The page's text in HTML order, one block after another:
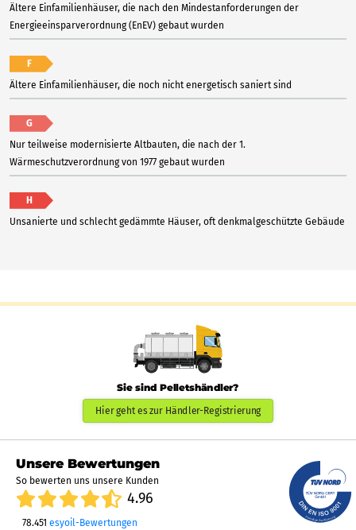
Ältere Einfamilienhäuser, die nach den Mindestanforderungen der
Energieeinsparverordnung (EnEV) gebaut wurden
F
Ältere Einfamilienhäuser, die noch nicht energetisch saniert sind
G
Nur teilweise modernisierte Altbauten, die nach der 1.
Wärmeschutzverordnung von 1977 gebaut wurden
H
Unsanierte und schlecht gedämmte Häuser, oft denkmalgeschützte Gebäude
Sie sind Pelletshändler?
Hier geht es zur Händler-Registrierung
Unsere Bewertungen
So bewerten uns unsere Kunden
4.96
78.451 esyoil-Bewertungen